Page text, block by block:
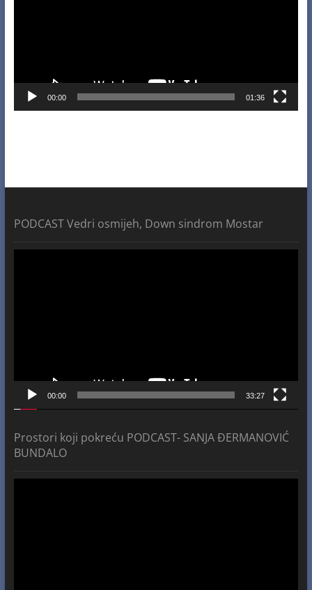
00:00 01:36
PODCAST Vedri osmijeh, Down sindrom Mostar
00:00 33:27
Prostori koji pokreću PODCAST- SANJA ĐERMANOVIĆ
BUNDALO